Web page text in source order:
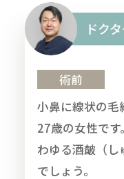
ドク
術前
小鼻に線状の毛
27歳の女性で
わゆる酒皶（し
でしょう。